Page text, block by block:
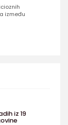
između
iz 19